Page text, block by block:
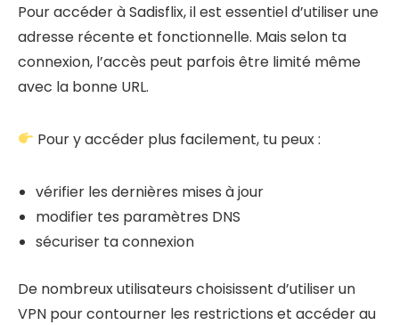
Pour accéder à Sadisflix, il est essentiel d’utiliser une
adresse récente et fonctionnelle. Mais selon ta
connexion, l’accès peut parfois être limité même
avec la bonne URL.
Pour y accéder plus facilement, tu peux :
vérifier les dernières mises à jour
modifier tes paramètres DNS
sécuriser ta connexion
De nombreux utilisateurs choisissent d’utiliser un
VPN pour contourner les restrictions et accéder au